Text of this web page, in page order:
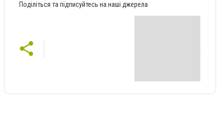
Поділіться та підписуйтесь на наші джерела